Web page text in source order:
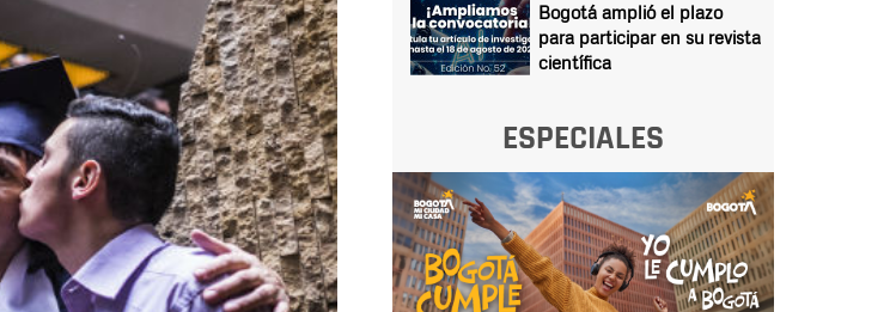
Bogotá amplió el plazo
para participar en su revista
científica
ESPECIALES